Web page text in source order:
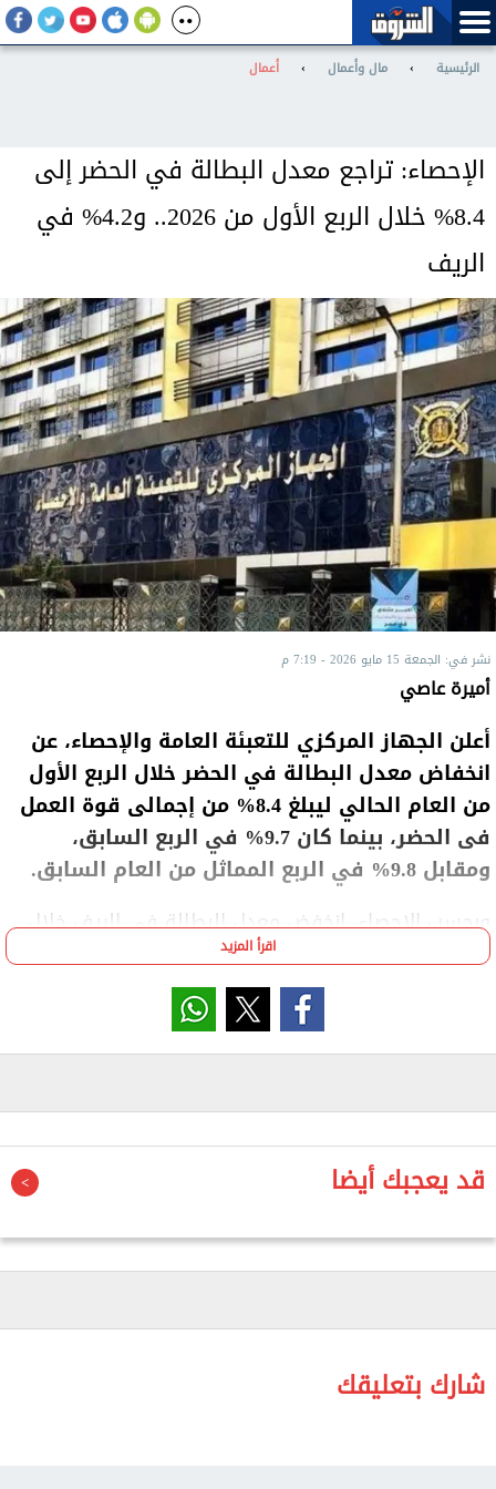
الرئيسية › مال وأعمال › أعمال
الإحصاء: تراجع معدل البطالة في الحضر إلى
8.4% خلال الربع الأول من 2026.. و4.2% في
الريف
نشر في: الجمعة 15 مايو 2026 - 7:19 م
أميرة عاصي
أعلن الجهاز المركزي للتعبئة العامة والإحصاء، عن
انخفاض معدل البطالة في الحضر خلال الربع الأول
من العام الحالي ليبلغ 8.4% من إجمالى قوة العمل
فى الحضر، بينما كان 9.7% في الربع السابق،
ومقابل 9.8% في الربع المماثل من العام السابق.
وبحسب الإحصاء، انخفض معدل البطالة في الريف خلال
الربع الأول ليصل إلى 4.2% من إجمالى قوة العمل فى
الربع المماثل من العام السابق.
الأول بلغت 15.238مليون فرد، بينما بلغت في الريف
وتراجع معدل البطالة خلال الربع الأول من العام الحالي
مئوية عن الربع السابق.
مليون فرد، مقابل 34.829 مليون فرد خلال الربع السابق
اقرأ المزيد
قد يعجبك أيضا
شارك بتعليقك